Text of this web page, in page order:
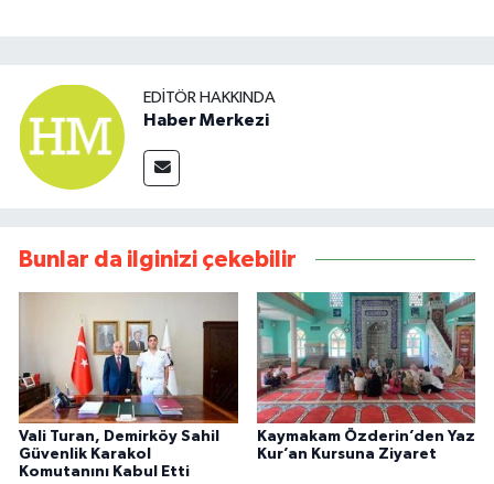
EDITÖR HAKKINDA
Haber Merkezi
Bunlar da ilginizi çekebilir
Vali Turan, Demirköy Sahil
Güvenlik Karakol
Komutanını Kabul Etti
Kaymakam Özderin’den Yaz
Kur’an Kursuna Ziyaret